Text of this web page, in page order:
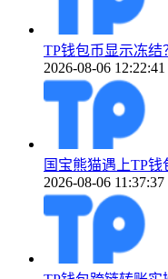
TP钱包币显示冻
2026-08-06 12:22:41
国宝熊猫遇上TP
2026-08-06 11:37:37